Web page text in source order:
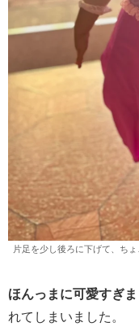
片足を少し後ろに下げて、ちょ
ほんっまに可愛すぎ
れてしまいました。